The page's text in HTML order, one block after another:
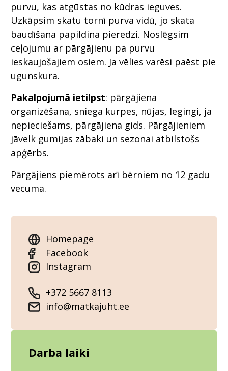
purvu, kas atgūstas no kūdras ieguves.
Uzkāpsim skatu tornī purva vidū, jo skata
baudīšana papildina pieredzi. Noslēgsim
ceļojumu ar pārgājienu pa purvu
ieskaujošajiem osiem. Ja vēlies varēsi paēst pie
ugunskura.
Pakalpojumā ietilpst: pārgājiena
organizēšana, sniega kurpes, nūjas, legingi, ja
nepieciešams, pārgājiena gids. Pārgājieniem
jāvelk gumijas zābaki un sezonai atbilstošs
apģērbs.
Pārgājiens piemērots arī bērniem no 12 gadu
vecuma.
Homepage
Facebook
Instagram
+372 5667 8113
info@matkajuht.ee
Darba laiki